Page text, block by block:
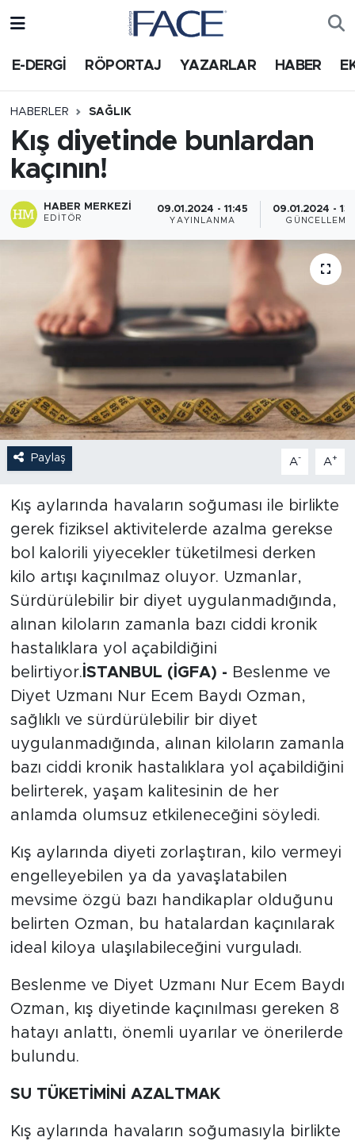
E-DERGİ RÖPORTAJ YAZARLAR HABER
HABERLER SAĞLIK
Kış diyetinde bunlardan
kaçının!
HABER MERKEZI
EDITÖR
09.01.2024 - 11:45
YAYINLANMA
09.01.2024 -
GÜNCELLEME
Paylaş A- A+
Kış aylarında havaların soğuması ile birlikte
gerek fiziksel aktivitelerde azalma gerekse
bol kalorili yiyecekler tüketilmesi derken
kilo artışı kaçınılmaz oluyor. Uzmanlar,
Sürdürülebilir bir diyet uygulanmadığında,
alınan kiloların zamanla bazı ciddi kronik
hastalıklara yol açabildiğini
belirtiyor. İSTANBUL (İGFA) - Beslenme ve
Diyet Uzmanı Nur Ecem Baydı Ozman,
sağlıklı ve sürdürülebilir bir diyet
uygulanmadığında, alınan kiloların zamanla
bazı ciddi kronik hastalıklara yol açabildiğini
belirterek, yaşam kalitesinin de her
anlamda olumsuz etkileneceğini söyledi.
Kış aylarında diyeti zorlaştıran, kilo vermeyi
engelleyebilen ya da yavaşlatabilen
mevsime özgü bazı handikaplar olduğunu
belirten Ozman, bu hatalardan kaçınılarak
ideal kiloya ulaşılabileceğini vurguladı.
Beslenme ve Diyet Uzmanı Nur Ecem Baydı
Ozman, kış diyetinde kaçınılması gereken 8
hatayı anlattı, önemli uyarılar ve önerilerde
bulundu.
SU TÜKETİMİNİ AZALTMAK
Kış aylarında havaların soğumasıyla birlikte
HABER
Nöbetçi Eczaneler
Trafik Durumu
Süper Lig Puan Durumu ve Fikstür
Tüm Manşetler
Haber Arşivi